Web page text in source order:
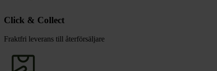
Click & Collect
Fraktfri leverans till återförsäljare